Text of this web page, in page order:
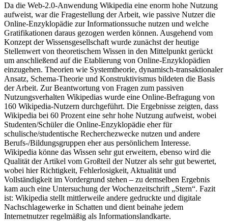
Da die Web-2.0-Anwendung Wikipedia eine enorm hohe Nutzung
aufweist, war die Fragestellung der Arbeit, wie passive Nutzer die
Online-Enzyklopädie zur Informationssuche nutzen und welche
Gratifikationen daraus gezogen werden können. Ausgehend vom
Konzept der Wissensgesellschaft wurde zunächst der heutige
Stellenwert von theoretischem Wissen in den Mittelpunkt gerückt
um anschließend auf die Etablierung von Online-Enzyklopädien
einzugehen. Theorien wie Systemtheorie, dynamisch-transaktionaler
Ansatz, Schema-Theorie und Konstruktivismus bildeten die Basis
der Arbeit. Zur Beantwortung von Fragen zum passiven
Nutzungsverhalten Wikipedias wurde eine Online-Befragung von
160 Wikipedia-Nutzern durchgeführt. Die Ergebnisse zeigten, dass
Wikipedia bei 60 Prozent eine sehr hohe Nutzung aufweist, wobei
Studenten/Schüler die Online-Enzyklopädie eher für
schulische/studentische Recherchezwecke nutzen und andere
Berufs-/Bildungsgruppen eher aus persönlichem Interesse.
Wikipedia könne das Wissen sehr gut erweitern, ebenso wird die
Qualität der Artikel vom Großteil der Nutzer als sehr gut bewertet,
wobei hier Richtigkeit, Fehlerlosigkeit, Aktualität und
Vollständigkeit im Vordergrund stehen – zu demselben Ergebnis
kam auch eine Untersuchung der Wochenzeitschrift „Stern“. Fazit
ist: Wikipedia stellt mittlerweile andere gedruckte und digitale
Nachschlagewerke in Schatten und dient beinahe jedem
Internetnutzer regelmäßig als Informationslandkarte.